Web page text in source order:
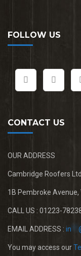
FOLLOW US
CONTACT US
OUR ADDRESS
Cambridge Roofers Ltd
1B Pembroke Avenue,
CALL US : 01223-
EMAIL ADDRESS : in
You may access our